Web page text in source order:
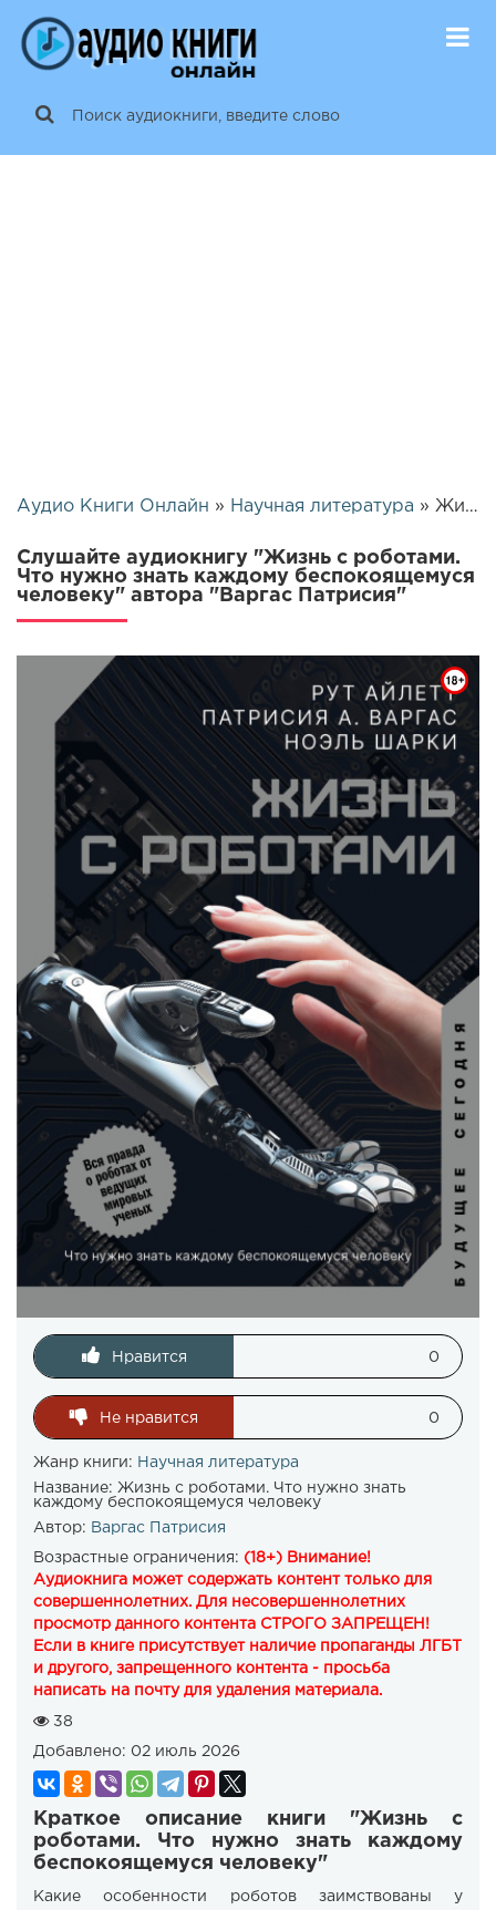
Аудио Книги Онлайн » Научная литература » Жизнь с роботами. Что нужно знать каждому беспокоящемуся человеку | 26518
Слушайте аудиокнигу "Жизнь с роботами.
Что нужно знать каждому беспокоящемуся
человеку" автора "Варгас Патрисия"
Нравится 0
Не нравится 0
Жанр книги: Научная литература
Название: Жизнь с роботами. Что нужно знать
каждому беспокоящемуся человеку
Автор: Варгас Патрисия
Возрастные ограничения: (18+) Внимание!
Аудиокнига может содержать контент только для
совершеннолетних. Для несовершеннолетних
просмотр данного контента СТРОГО ЗАПРЕЩЕН!
Если в книге присутствует наличие пропаганды ЛГБТ
и другого, запрещенного контента - просьба
написать на почту для удаления материала.
38
Добавлено: 02 июль 2026
Краткое описание книги "Жизнь с
роботами. Что нужно знать каждому
беспокоящемуся человеку"
Какие особенности роботов заимствованы у